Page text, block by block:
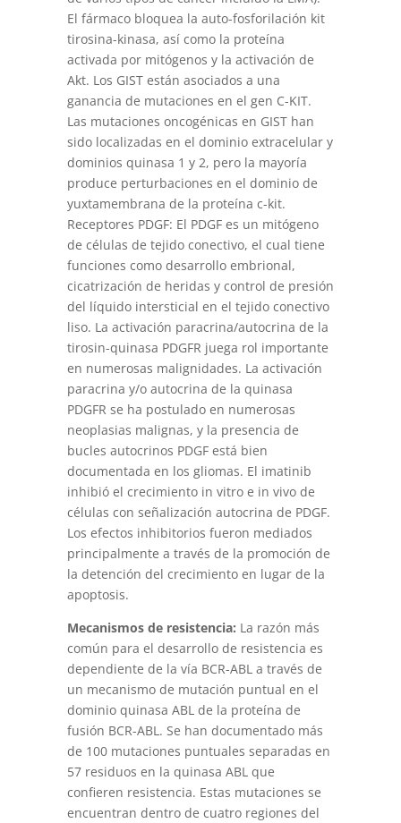
El fármaco bloquea la auto-fosforilación kit
tirosina-kinasa, así como la proteína
activada por mitógenos y la activación de
Akt. Los GIST están asociados a una
ganancia de mutaciones en el gen C-KIT.
Las mutaciones oncogénicas en GIST han
sido localizadas en el dominio extracelular y
dominios quinasa 1 y 2, pero la mayoría
produce perturbaciones en el dominio de
yuxtamembrana de la proteína c-kit.
Receptores PDGF: El PDGF es un mitógeno
de células de tejido conectivo, el cual tiene
funciones como desarrollo embrional,
cicatrización de heridas y control de presión
del líquido intersticial en el tejido conectivo
liso. La activación paracrina/autocrina de la
tirosin-quinasa PDGFR juega rol importante
en numerosas malignidades. La activación
paracrina y/o autocrina de la quinasa
PDGFR se ha postulado en numerosas
neoplasias malignas, y la presencia de
bucles autocrinos PDGF está bien
documentada en los gliomas. El imatinib
inhibió el crecimiento in vitro e in vivo de
células con señalización autocrina de PDGF.
Los efectos inhibitorios fueron mediados
principalmente a través de la promoción de
la detención del crecimiento en lugar de la
apoptosis.
Mecanismos de resistencia: La razón más
común para el desarrollo de resistencia es
dependiente de la vía BCR-ABL a través de
un mecanismo de mutación puntual en el
dominio quinasa ABL de la proteína de
fusión BCR-ABL. Se han documentado más
de 100 mutaciones puntuales separadas en
57 residuos en la quinasa ABL que
confieren resistencia. Estas mutaciones se
encuentran dentro de cuatro regiones del